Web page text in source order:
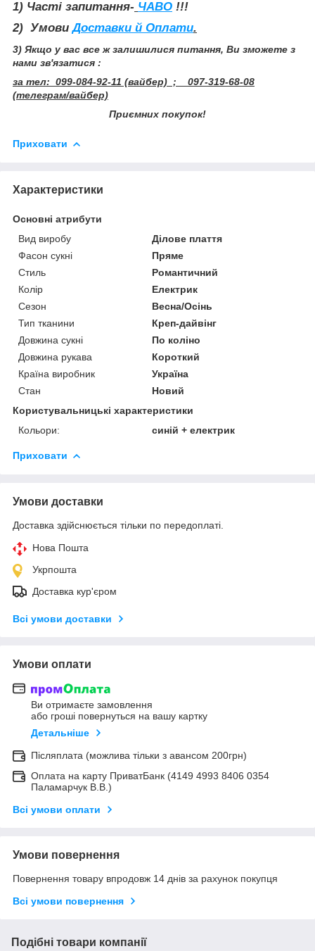
1) Часті запитання- ЧАВО !!!
2) УмовиДоставки й Оплати.
3) Якщо у вас все ж залишилися питання, Ви зможете з
нами зв'язатися :
за тел: 099-084-92-11 (вайбер) ; 097-319-68-08
(телеграм/вайбер)
Приємних покупок!
Приховати
Характеристики
Основні атрибути
Вид виробу
Ділове плаття
Фасон сукні
Пряме
Стиль
Романтичний
Колір
Електрик
Сезон
Весна/Осінь
Тип тканини
Креп-дайвінг
Довжина сукні
По коліно
Довжина рукава
Короткий
Країна виробник
Україна
Стан
Новий
Користувальницькі характеристики
Кольори:
синій + електрик
Приховати
Умови доставки
Доставка здійснюється тільки по передоплаті.
Нова Пошта
Укрпошта
Доставка кур'єром
Всі умови доставки
Умови оплати
Ви отримаєте замовлення
або гроші повернуться на вашу картку
Детальніше
Післяплата (можлива тільки з авансом 200грн)
Оплата на карту ПриватБанк (4149 4993 8406 0354
Паламарчук В.В.)
Всі умови оплати
Умови повернення
Повернення товару впродовж 14 днів за рахунок покупця
Всі умови повернення
Подібні товари компанії